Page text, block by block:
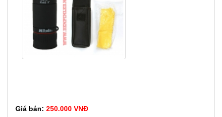
Giá bán: 250.000 VNĐ